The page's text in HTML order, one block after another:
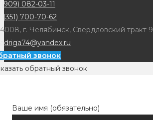
082-03-11
(351) 700-70-62
г. Челябинск, Свердловский тракт 9
звонок
обратный звонок
Ваше имя (обязательно)